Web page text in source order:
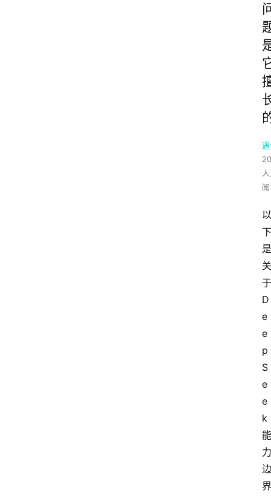
以
下
是
关
于
D
e
e
p
S
e
e
k
能
力
边
界